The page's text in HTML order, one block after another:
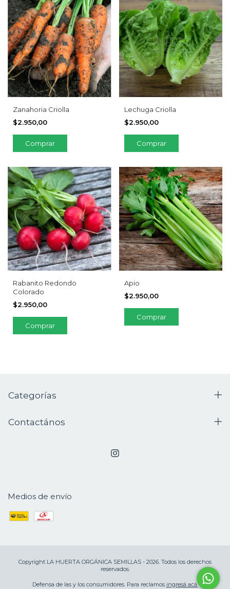
Zanahoria Criolla
$2.950,00
Comprar
Lechuga Criolla
$2.950,00
Rabanito Redondo
Colorado
$2.950,00
Apio
$2.950,00
Categorías
Contactános
Medios de envío
Copyright LA HUERTA ORGÁNICA SEMILLAS - 2026. Todos los derechos
reservados.
Defensa de las y los consumidores. Para reclamos ingresá acá.